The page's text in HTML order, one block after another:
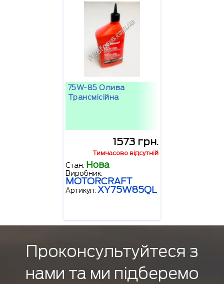
75W-85 Олива
Трансмісійна
1573 грн.
Тимчасово відсутній
Стан: Нова
Виробник:
MOTORCRAFT
Артикул: XY75W85QL
Проконсультуйтеся з
нами та ми підберемо